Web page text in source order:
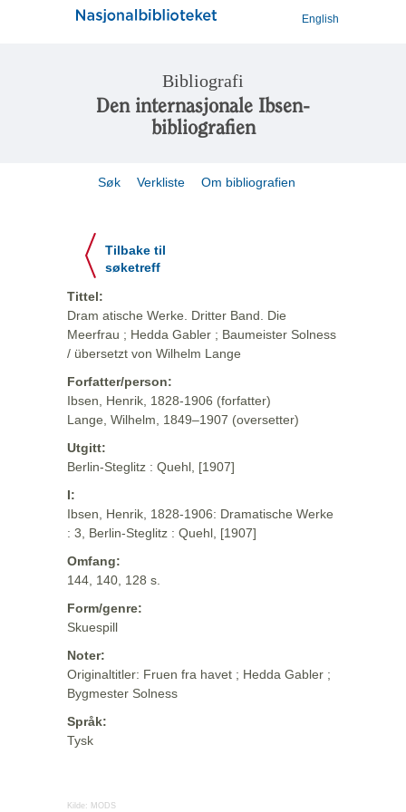
English
Bibliografi
Den internasjonale Ibsen-
bibliografien
Søk Verkliste Om bibliografien
Tilbake til
søketreff
Tittel:
Dram atische Werke. Dritter Band. Die
Meerfrau ; Hedda Gabler ; Baumeister Solness
/ übersetzt von Wilhelm Lange
Forfatter/person:
Ibsen, Henrik, 1828-1906 (forfatter)
Lange, Wilhelm, 1849–1907 (oversetter)
Utgitt:
Berlin-Steglitz : Quehl, [1907]
I:
Ibsen, Henrik, 1828-1906: Dramatische Werke
: 3, Berlin-Steglitz : Quehl, [1907]
Omfang:
144, 140, 128 s.
Form/genre:
Skuespill
Noter:
Originaltitler: Fruen fra havet ; Hedda Gabler ;
Bygmester Solness
Språk:
Tysk
Kilde: MODS